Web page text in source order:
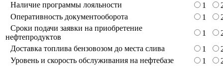
Наличие программы лояльности
1
Оперативность документооборота
1
Сроки подачи заявки на приобретение
нефтепродуктов
1
Доставка топлива бензовозом до места слива
1
Уровень и скорость обслуживания на нефтебазе
1